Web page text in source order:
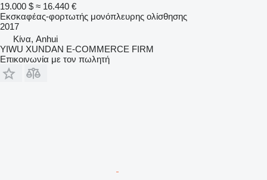
19.000 $ ≈ 16.440 €
Εκσκαφέας-φορτωτής μονόπλευρης ολίσθησης
2017
Κίνα, Anhui
YIWU XUNDAN E-COMMERCE FIRM
Επικοινωνία με τον πωλητή